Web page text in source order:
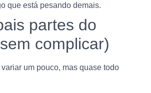
que está pesando demais.
partes do
complicar)
um pouco, mas quase todo